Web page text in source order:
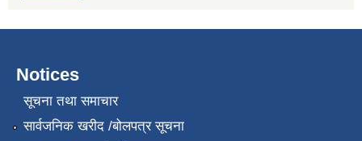
Notices
सूचना तथा समाचार
सार्वजनिक खरीद /बोलपत्र सूचना